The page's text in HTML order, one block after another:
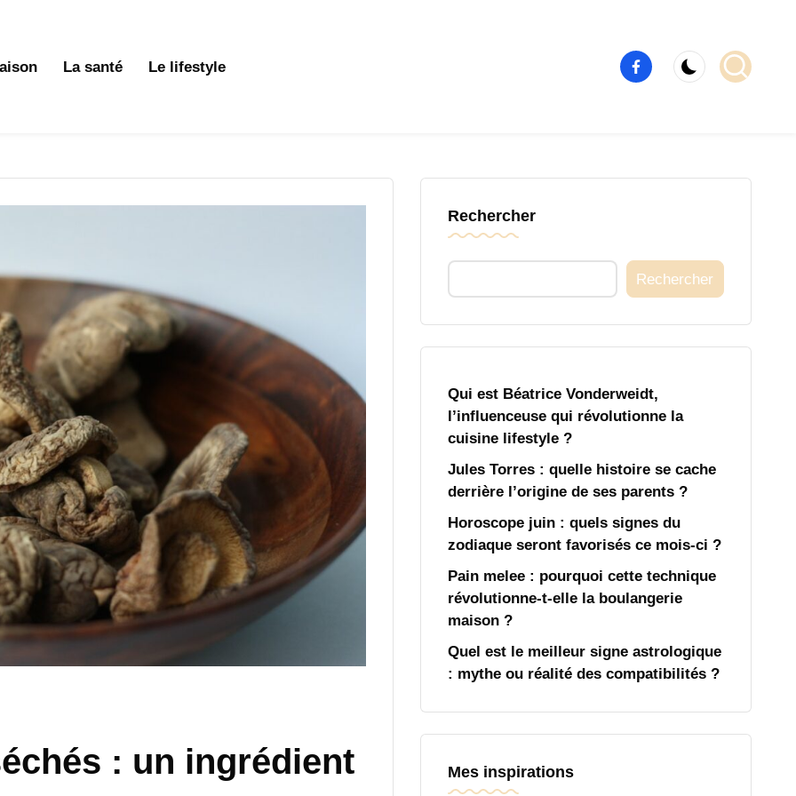
La santé Le lifestyle
Élément
de
: un ingrédient
Rechercher
Rechercher
Qui est Béatrice Vonderweidt,
l’influenceuse qui révolutionne la
cuisine lifestyle ?
Jules Torres : quelle histoire se cache
derrière l’origine de ses parents ?
Horoscope juin : quels signes du
zodiaque seront favorisés ce mois-ci ?
Pain melee : pourquoi cette technique
révolutionne-t-elle la boulangerie
maison ?
Quel est le meilleur signe astrologique
: mythe ou réalité des compatibilités ?
Mes inspirations